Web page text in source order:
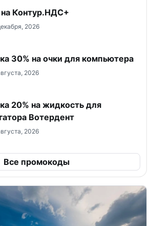
на Контур.НДС+
2026
30% на очки для компьютера
2026
20% на жидкость для
Вотердент
2026
Все промокоды